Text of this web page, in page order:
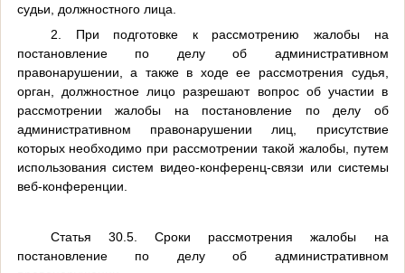
судьи, должностного лица.
2. При подготовке к рассмотрению жалобы на
постановление по делу об административном
правонарушении, а также в ходе ее рассмотрения судья,
орган, должностное лицо разрешают вопрос об участии в
рассмотрении жалобы на постановление по делу об
административном правонарушении лиц, присутствие
которых необходимо при рассмотрении такой жалобы, путем
использования систем видео-конференц-связи или системы
веб-конференции.
Статья 30.5. Сроки рассмотрения жалобы на
постановление по делу об административном